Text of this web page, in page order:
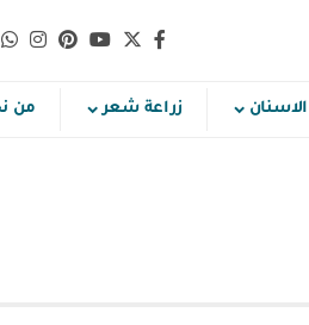
الاسنان زراعة شعر من